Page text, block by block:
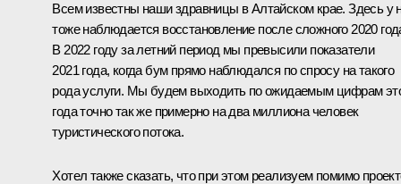
Всем известны наши здравницы в Алтайском крае. Здесь у
тоже наблюдается восстановление после сложного 2020
В 2022 году за летний период мы превысили показатели
2021 года, когда бум прямо наблюдался по спросу на такого
рода услуги. Мы будем выходить по ожидаемым цифрам
года точно так же примерно на два миллиона человек
туристического потока.
Хотел также сказать, что при этом реализуем помимо